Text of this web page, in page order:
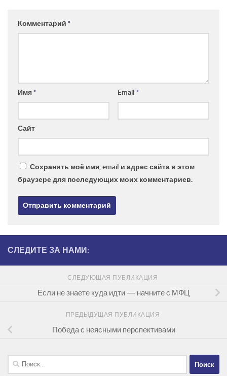
Комментарий *
Имя* Email *
Сайт
Сохранить моё имя, email и адрес сайта в этом
браузере для последующих моих комментариев.
СЛЕДИТЕ ЗА НАМИ:
СЛЕДУЮЩАЯ ПУБЛИКАЦИЯ
Если не знаете куда идти — начните с МФЦ
ПРЕДЫДУЩАЯ ПУБЛИКАЦИЯ
Победа с неясными перспективами
Найти: